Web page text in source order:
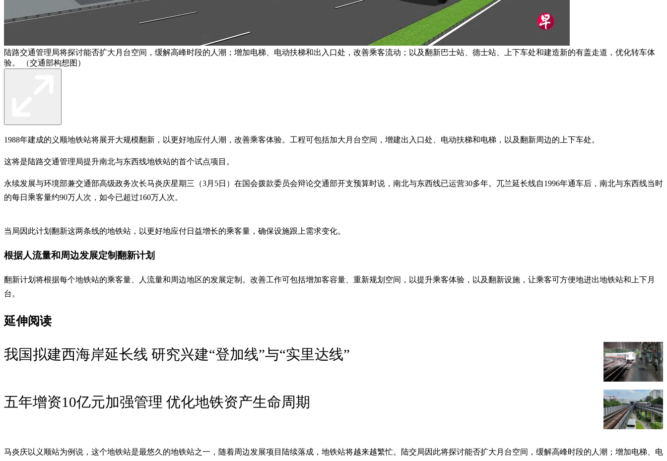
陆路交通管理局将探讨能否扩大月台空间，缓解高峰时段的人潮；增加电梯、电动扶梯和出入口处，改善乘客流动；以及翻新巴士站、德士站、上下车处和建造新的有盖走道，优化转车体
验。 （交通部构想图）
1988年建成的义顺地铁站将展开大规模翻新，以更好地应付人潮，改善乘客体验。工程可包括加大月台空间，增建出入口处、电动扶梯和电梯，以及翻新周边的上下车处。
这将是陆路交通管理局提升南北与东西线地铁站的首个试点项目。
永续发展与环境部兼交通部高级政务次长马炎庆星期三（3月5日）在国会拨款委员会辩论交通部开支预算时说，南北与东西线已运营30多年。兀兰延长线自1996年通车后，南北与东西线当时
的每日乘客量约90万人次，如今已超过160万人次。
当局因此计划翻新这两条线的地铁站，以更好地应付日益增长的乘客量，确保设施跟上需求变化。
根据人流量和周边发展定制翻新计划
翻新计划将根据每个地铁站的乘客量、人流量和周边地区的发展定制。改善工作可包括增加客容量、重新规划空间，以提升乘客体验，以及翻新设施，让乘客可方便地进出地铁站和上下月
台。
延伸阅读
我国拟建西海岸延长线 研究兴建“登加线”与“实里达线”
五年增资10亿元加强管理 优化地铁资产生命周期
马炎庆以义顺站为例说，这个地铁站是最悠久的地铁站之一，随着周边发展项目陆续落成，地铁站将越来越繁忙。陆交局因此将探讨能否扩大月台空间，缓解高峰时段的人潮；增加电梯、电